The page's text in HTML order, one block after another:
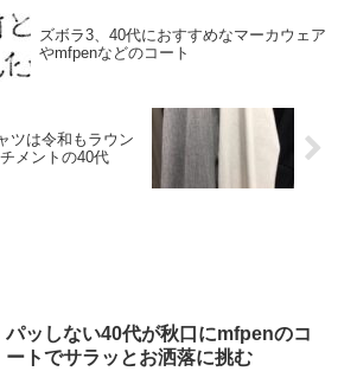
ズボラ3、40代におすすめなマーカウェア
やmfpenなどのコート
ツは令和もラウン
メントの40代
パッしない40代が秋口にmfpenのコ
ートでサラッとお洒落に挑む